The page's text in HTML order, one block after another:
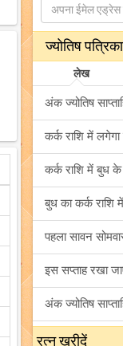
ज्योतिष पत्रिका
लेख
अंक ज्योतिष
रत्न खरीदें